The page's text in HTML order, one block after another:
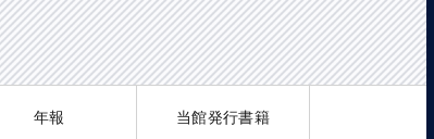
年報 当館発行書籍